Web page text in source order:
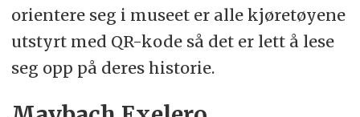
orientere seg i museet er alle kjøretøyene
utstyrt med QR-kode så det er lett å lese
seg opp på deres historie.